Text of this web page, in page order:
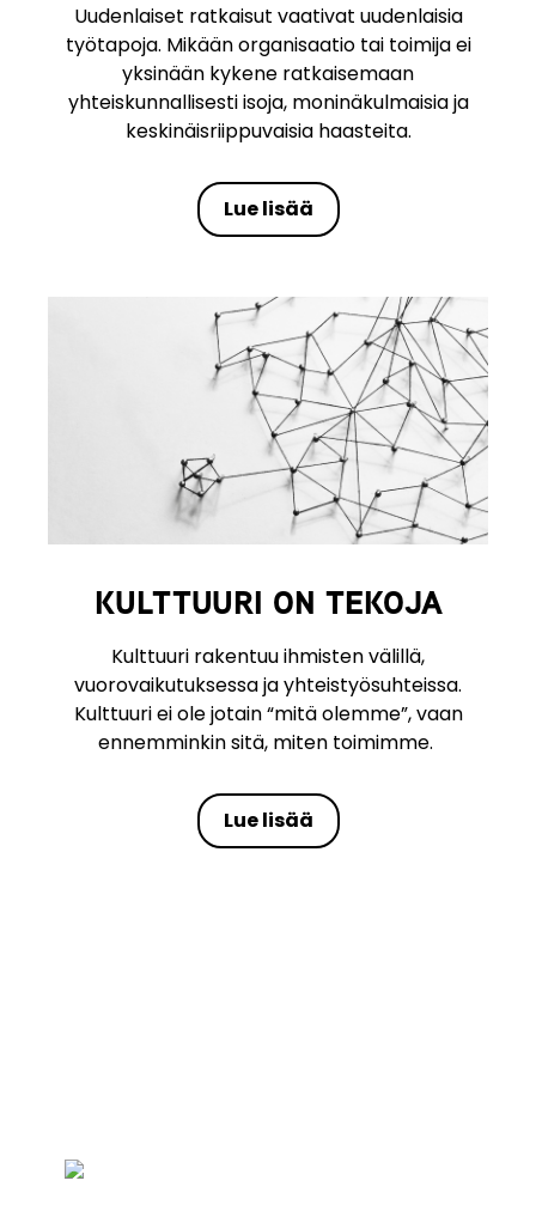
Uudenlaiset ratkaisut vaativat uudenlaisia
työtapoja. Mikään organisaatio tai toimija ei
yksinään kykene ratkaisemaan
yhteiskunnallisesti isoja, moninäkulmaisia ja
keskinäisriippuvaisia haasteita.
Lue lisää
KULTTUURI ON TEKOJA
Kulttuuri rakentuu ihmisten välillä,
vuorovaikutuksessa ja yhteistyösuhteissa.
Kulttuuri ei ole jotain “mitä olemme”, vaan
ennemminkin sitä, miten toimimme.
Lue lisää